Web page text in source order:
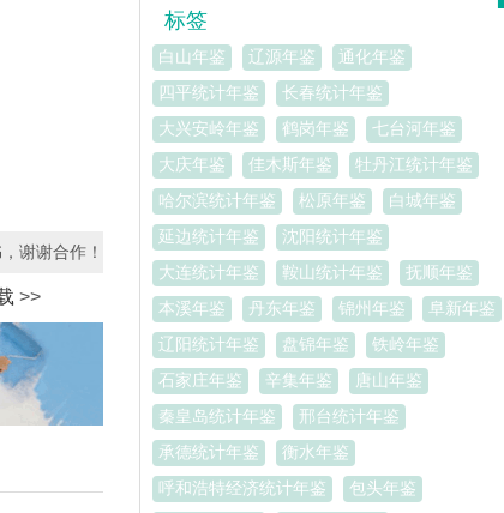
谢谢合作！
>>
标签
白山年鉴 辽源年鉴
通化年鉴
四平统计年鉴
长春统计年鉴
大兴安岭年鉴
鹤岗年鉴
七台河年鉴
大庆年鉴
佳木斯年鉴
牡丹江统计年鉴
哈尔滨统计年鉴
松原年鉴
白城年鉴
延边统计年鉴
沈阳统计年鉴
大连统计年鉴
鞍山统计年鉴
抚顺年鉴
本溪年鉴
丹东年鉴 锦州年鉴
阜新年鉴
辽阳统计年鉴
盘锦年鉴
铁岭年鉴
石家庄年鉴
辛集年鉴
唐山年鉴
秦皇岛统计年鉴
邢台统计年鉴
承德统计年鉴
衡水年鉴
呼和浩特经济统计年鉴
包头年鉴